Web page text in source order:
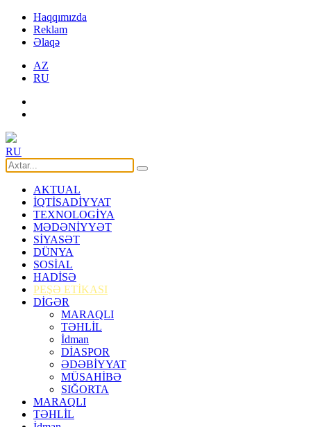
Haqqımızda
Reklam
Əlaqə
AZ
RU
RU
AKTUAL
İQTİSADİYYAT
TEXNOLOGİYA
MƏDƏNİYYƏT
SİYASƏT
DÜNYA
SOSİAL
HADİSƏ
PEŞƏ ETİKASI
DİGƏR
MARAQLI
TƏHLİL
İdman
DİASPOR
ƏDƏBİYYAT
MÜSAHİBƏ
SIĞORTA
MARAQLI
TƏHLİL